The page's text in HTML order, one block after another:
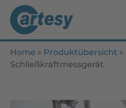
Home » Produktübersicht »
Schließkraftmessgerät